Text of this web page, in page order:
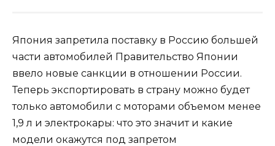
Япония запретила поставку в Россию большей
части автомобилей Правительство Японии
ввело новые санкции в отношении России.
Теперь экспортировать в страну можно будет
только автомобили с моторами объемом менее
1,9 л и электрокары: что это значит и какие
модели окажутся под запретом